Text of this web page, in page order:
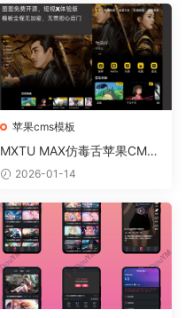
苹果cms模板
MXTU MAX仿毒舌苹果CMS
影视自适应主题模板3.0修正
2026-01-14